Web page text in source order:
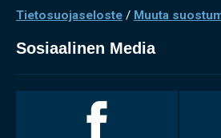
Tietosuojaseloste / Muuta
Sosiaalinen Media
Facebookissa